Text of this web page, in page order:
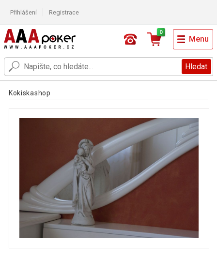
Přihlášení Registrace
Hledat
0
Menu
Kokiskashop